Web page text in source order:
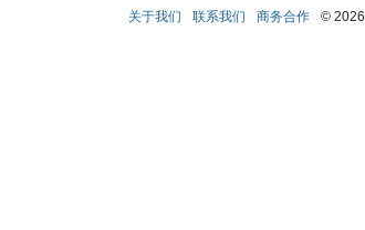
关于我们 联系我们 商务合作 © 2026